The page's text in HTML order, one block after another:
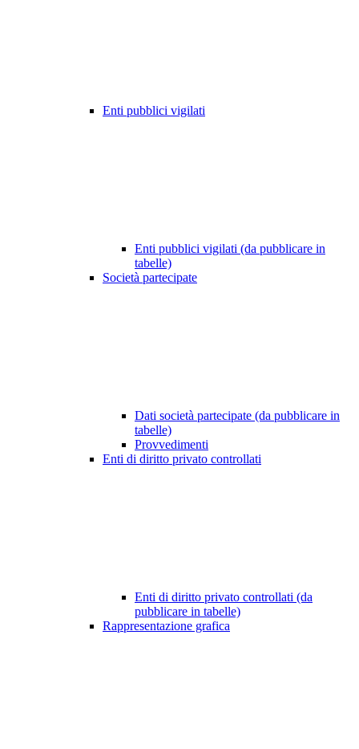
Enti pubblici vigilati
Enti pubblici vigilati (da pubblicare in
tabelle)
Società partecipate
Dati società partecipate (da pubblicare in
tabelle)
Provvedimenti
Enti di diritto privato controllati
Enti di diritto privato controllati (da
pubblicare in tabelle)
Rappresentazione grafica